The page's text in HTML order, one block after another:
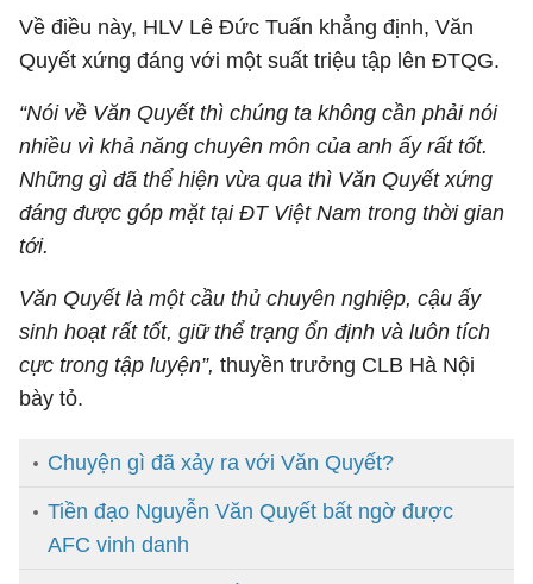
Về điều này, HLV Lê Đức Tuấn khẳng định, Văn
Quyết xứng đáng với một suất triệu tập lên ĐTQG.
“Nói về Văn Quyết thì chúng ta không cần phải nói
nhiều vì khả năng chuyên môn của anh ấy rất tốt.
Những gì đã thể hiện vừa qua thì Văn Quyết xứng
đáng được góp mặt tại ĐT Việt Nam trong thời gian
tới.
Văn Quyết là một cầu thủ chuyên nghiệp, cậu ấy
sinh hoạt rất tốt, giữ thể trạng ổn định và luôn tích
cực trong tập luyện”, thuyền trưởng CLB Hà Nội
bày tỏ.
Chuyện gì đã xảy ra với Văn Quyết?
Tiền đạo Nguyễn Văn Quyết bất ngờ được
AFC vinh danh